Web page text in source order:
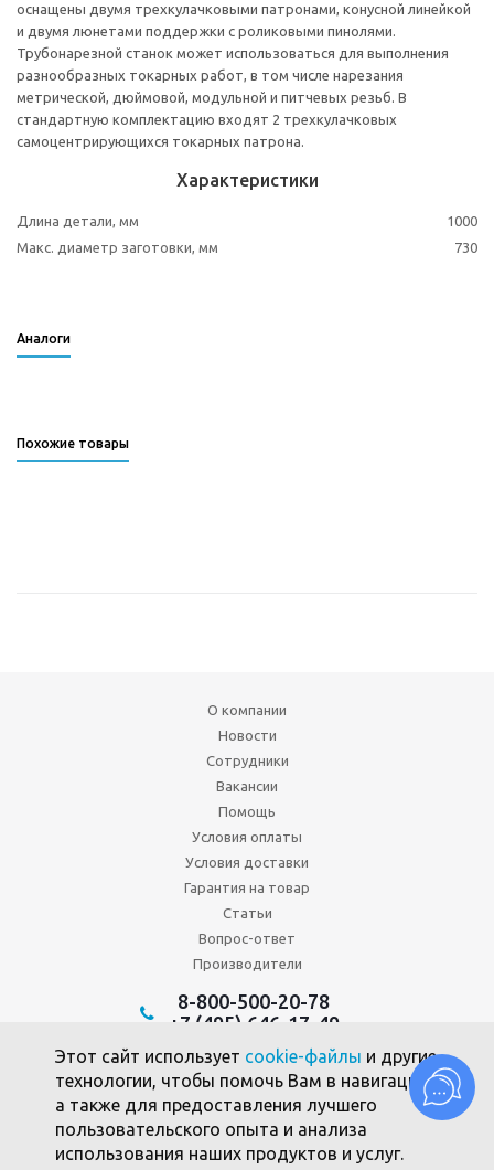
оснащены двумя трехкулачковыми патронами, конусной линейкой
и двумя люнетами поддержки с роликовыми пинолями.
Трубонарезной станок может использоваться для выполнения
разнообразных токарных работ, в том числе нарезания
метрической, дюймовой, модульной и питчевых резьб. В
стандартную комплектацию входят 2 трехкулачковых
самоцентрирующихся токарных патрона.
Характеристики
Длина детали, мм
1000
Макс. диаметр заготовки, мм
730
Аналоги
Похожие товары
О компании
Новости
Сотрудники
Вакансии
Помощь
Условия оплаты
Условия доставки
Гарантия на товар
Статьи
Вопрос-ответ
Производители
8-800-500-20-78
+7 (495) 646-17-49
Политика конфиденциальности
Пользовательское соглашение
Политика использования файлов cookie
2010 -2026 © Союзпромкомплект
Этот сайт использует cookie-файлы и другие
технологии, чтобы помочь Вам в навигации,
а также для предоставления лучшего
пользовательского опыта и анализа
использования наших продуктов и услуг.